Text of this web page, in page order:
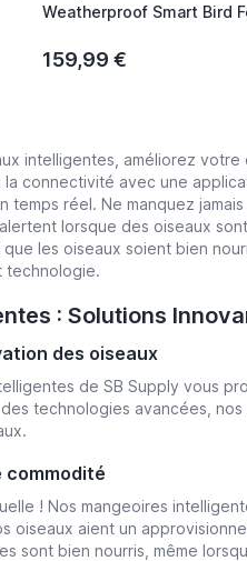
Weatherproof Smart Bird
159,99 €
intelligentes, améliorez
connectivité avec une
réel. Ne manquez
lorsque des oiseaux
les oiseaux soient bien
technologie.
: Solutions
des oiseaux
de SB Supply vous
technologies avancées,
commodité
! Nos mangeoires
oiseaux aient un
sont bien nourris, même